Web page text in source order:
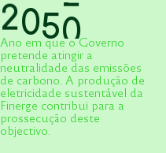
2050
Ano em que o Governo
pretende atingir a
neutralidade das emissões
de carbono. A produção de
eletricidade sustentável da
Finerge contribui para a
prossecução deste
objectivo.